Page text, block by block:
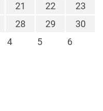
21 22
23
28 29
30
4 5 6